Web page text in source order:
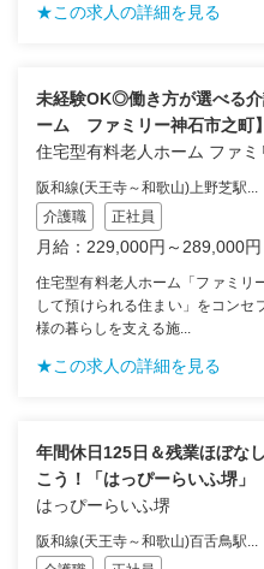
★この求人の詳細を見る
未経験OK◎働き方が選べる
ーム ファミリー神石市之町】
住宅型有料老人ホーム ファ
阪和線(天王寺～和歌山)上野芝駅...
介護職
正社員
月給：229,000円～289,000円
住宅型有料老人ホーム「ファミリ
して預けられる住まい」をコン
様の暮らしを支える施...
★この求人の詳細を見る
年間休日125日＆残業ほぼな
こう！「はっぴーらいふ堺」
はっぴーらいふ堺
阪和線(天王寺～和歌山)百舌鳥駅...